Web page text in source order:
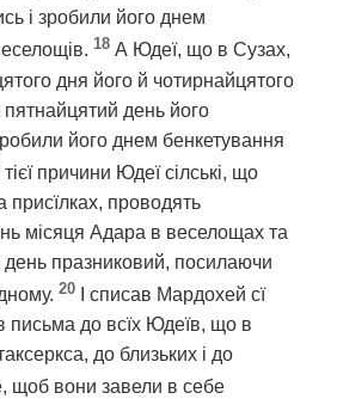
і зробили його днем
18 А Юдеї, що в Сузах,
дня його й чотирнайцятого
день його
його днем бенкетування
причини Юдеї сілські, що
присїлках, проводять
місяця Адара в веселощах та
день празниковий, посилаючи
20
І списав Мардохей сї
письма до всїх Юдеїв, що в
до близьких і до
щоб вони завели в себе